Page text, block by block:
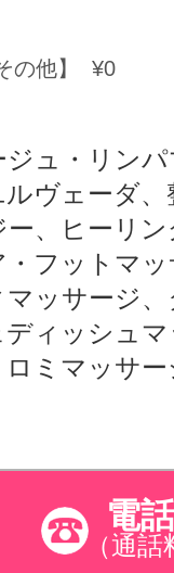
の他】 ¥0
ジュ・リン
ヴェーダ、
ー、ヒーリ
フットマ
マッサージ
ィッシュ
ミマッサ
電
（通話